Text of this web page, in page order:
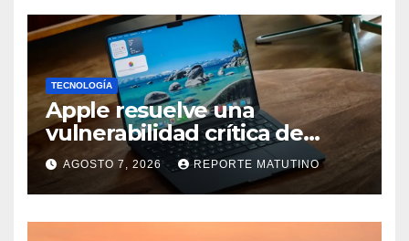
TECNOLOGÍA
Apple resuelve una
vulnerabilidad crítica de
macOS: actualiza tu Mac
ahora
AGOSTO 7, 2026 REPORTE MATUTINO